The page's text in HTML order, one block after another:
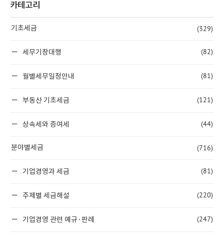
카테고리
기초세금 (329)
세무기장대행 (82)
월별세무일정안내 (81)
부동산 기초세금 (121)
상속세와 증여세 (44)
분야별세금 (716)
기업경영과 세금 (81)
주제별 세금해설 (220)
기업경영 관련 예규·판례 (247)